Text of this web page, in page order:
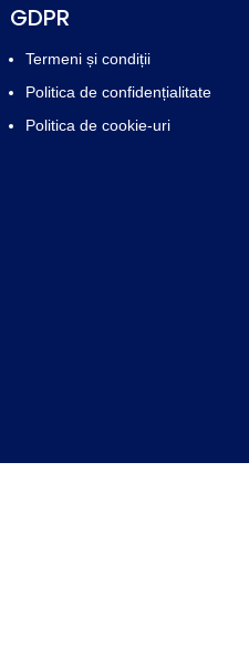
GDPR
Termeni și condiții
Politica de confidențialitate
Politica de cookie-uri